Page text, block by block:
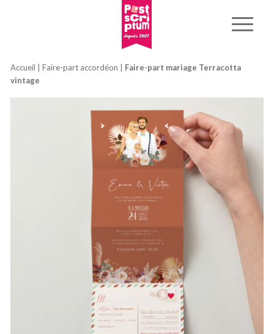
Accueil Faire-part accordéon
Faire-part mariage Terracotta
vintage